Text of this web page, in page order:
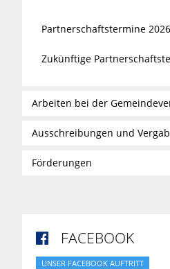
Partnerschaftstermine 2026
Zukünftige
Arbeiten bei der
Ausschreibungen und
Förderungen
 FACEBOOK
UNSER FACEBOOK AUFTRITT